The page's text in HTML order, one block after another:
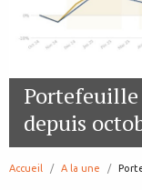
Portefeuille
depuis
Accueil A la une